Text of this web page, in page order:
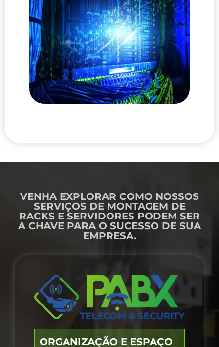
VENHA EXPLORAR COMO NOSSOS
SERVIÇOS DE MONTAGEM DE
RACKS E SERVIDORES PODEM SER
A CHAVE PARA O SUCESSO DE SUA
EMPRESA.
ORGANIZAÇÃO E ESPAÇO